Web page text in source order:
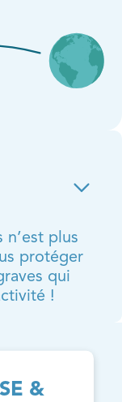
n’est plus
protéger
qui
!
&